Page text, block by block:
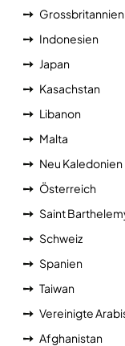
Grossbritannien
Indonesien
Japan
Kasachstan
Libanon
Malta
Neu Kaledonien
Österreich
Saint
Schweiz
Spanien
Taiwan
Vereinigte
Afghanistan